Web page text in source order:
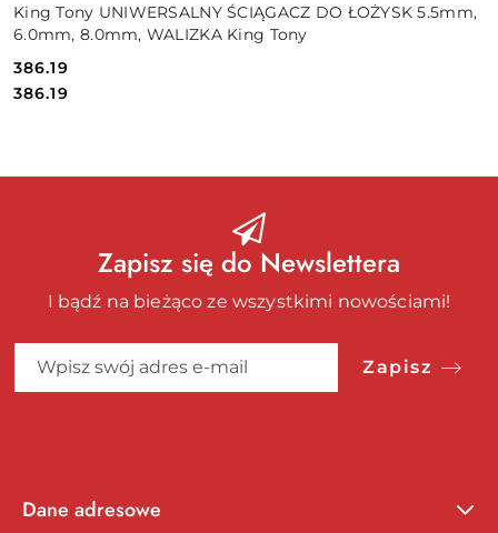
King Tony UNIWERSALNY ŚCIĄGACZ DO ŁOŻYSK 5.5mm,
6.0mm, 8.0mm, WALIZKA King Tony
Cena:
386.19
Cena:
386.19
Zapisz się do Newslettera
I bądź na bieżąco ze wszystkimi nowościami!
Zapisz
Dane adresowe